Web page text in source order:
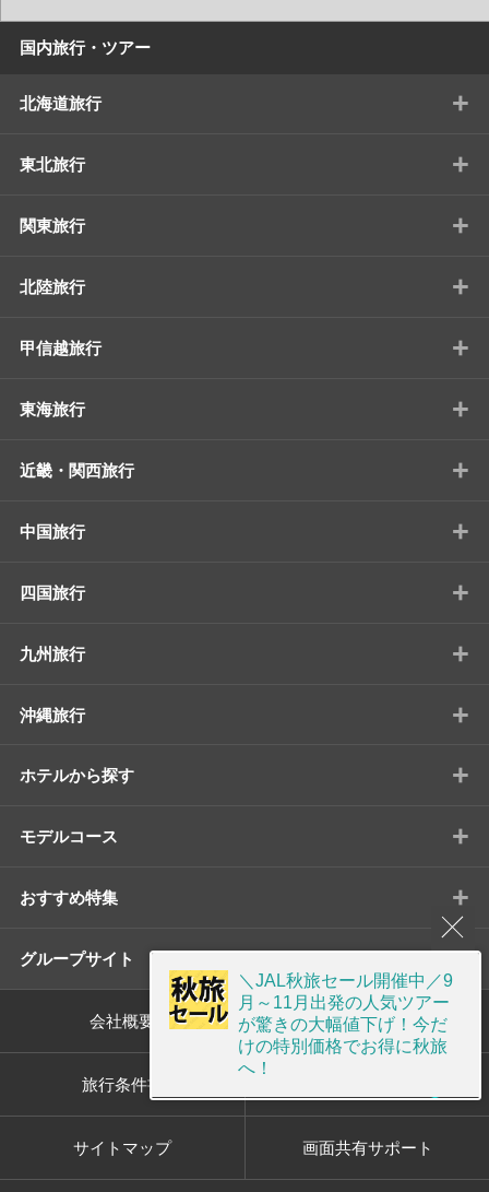
国内旅行・ツアー
北海道旅行 +
東北旅行 +
関東旅行 +
北陸旅行 +
甲信越旅行 +
東海旅行 +
近畿・関西旅行 +
中国旅行 +
四国旅行 +
九州旅行 +
沖縄旅行 +
ホテルから探す +
モデルコース +
おすすめ特集 +
グループサイト +
会社概要 標識・約款
旅行条件書
サイトマップ 画面共有サポート
＼JAL秋旅セール開催中／9
月～11月出発の人気ツアー
が驚きの大幅値下げ！今だ
けの特別価格でお得に秋旅
へ！